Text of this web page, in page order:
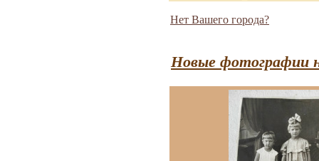
Нет Вашего города?
Новые фотографии